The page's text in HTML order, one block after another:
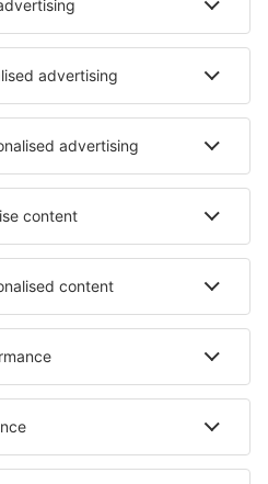
Jatiroke Hotels in Legian
in Chernomorets
Huse Hotels in Laplata
Mogliano Veneto